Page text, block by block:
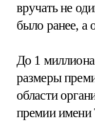
вручать не
было ранее, а
До 1
размеры
области
премии имени